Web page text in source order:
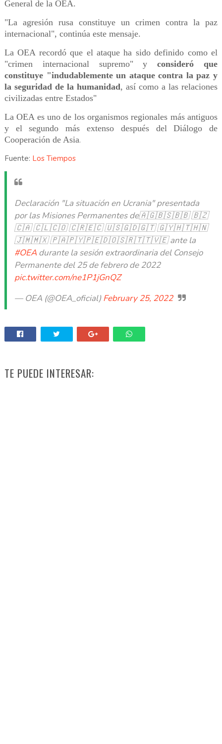
General de la OEA.
"La agresión rusa constituye un crimen contra la paz
internacional", continúa este mensaje.
La OEA recordó que el ataque ha sido definido como el
"crimen internacional supremo" yconsideró que
constituye "indudablemente un ataque contra la paz y
la seguridad de la humanidad, así como a las relaciones
civilizadas entre Estados"
La OEA es uno de los organismos regionales más antiguos
y el segundo más extenso después del Diálogo de
Cooperación de Asia.
Fuente: Los Tiempos
Declaración "La situación en Ucrania" presentada
por las Misiones Permanentes de🇦🇬🇧🇸🇧🇧 🇧🇿
🇨🇦 🇨🇱🇨🇴 🇨🇷🇪🇨 🇺🇸🇬🇩🇬🇹 🇬🇾🇭🇹🇭🇳
🇯🇲🇲🇽 🇵🇦🇵🇾🇵🇪🇩🇴🇸🇷🇹🇹🇻🇪 ante la
#OEAdurante la sesión extraordinaria del Consejo
Permanente del 25 de febrero de 2022
pic.twitter.com/ne1P1jGnQZ
— OEA (@OEA_oficial)February 25, 2022
TE PUEDE INTERESAR: